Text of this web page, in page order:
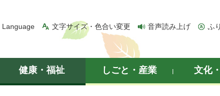
Language 文字サイズ・色合い変更 音声読み上げ ふ
健康・福祉 しごと・産業 文化